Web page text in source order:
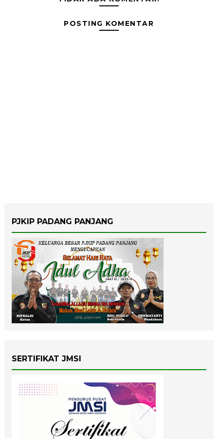
POSTING KOMENTAR
PJKIP PADANG PANJANG
SERTIFIKAT JMSI